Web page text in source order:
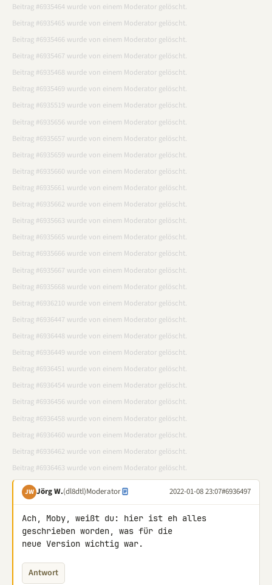
Beitrag #6935464 wurde von einem Moderator gelöscht.
Beitrag #6935465 wurde von einem Moderator gelöscht.
Beitrag #6935466 wurde von einem Moderator gelöscht.
Beitrag #6935467 wurde von einem Moderator gelöscht.
Beitrag #6935468 wurde von einem Moderator gelöscht.
Beitrag #6935469 wurde von einem Moderator gelöscht.
Beitrag #6935519 wurde von einem Moderator gelöscht.
Beitrag #6935656 wurde von einem Moderator gelöscht.
Beitrag #6935657 wurde von einem Moderator gelöscht.
Beitrag #6935659 wurde von einem Moderator gelöscht.
Beitrag #6935660 wurde von einem Moderator gelöscht.
Beitrag #6935661 wurde von einem Moderator gelöscht.
Beitrag #6935662 wurde von einem Moderator gelöscht.
Beitrag #6935663 wurde von einem Moderator gelöscht.
Beitrag #6935665 wurde von einem Moderator gelöscht.
Beitrag #6935666 wurde von einem Moderator gelöscht.
Beitrag #6935667 wurde von einem Moderator gelöscht.
Beitrag #6935668 wurde von einem Moderator gelöscht.
Beitrag #6936210 wurde von einem Moderator gelöscht.
Beitrag #6936447 wurde von einem Moderator gelöscht.
Beitrag #6936448 wurde von einem Moderator gelöscht.
Beitrag #6936449 wurde von einem Moderator gelöscht.
Beitrag #6936451 wurde von einem Moderator gelöscht.
Beitrag #6936454 wurde von einem Moderator gelöscht.
Beitrag #6936456 wurde von einem Moderator gelöscht.
Beitrag #6936458 wurde von einem Moderator gelöscht.
Beitrag #6936460 wurde von einem Moderator gelöscht.
Beitrag #6936462 wurde von einem Moderator gelöscht.
Beitrag #6936463 wurde von einem Moderator gelöscht.
JW Jörg W.(dl8dtl)Moderator 2022-01-08 23:07#6936497
Ach, Moby, weißt du: hier ist eh alles
geschrieben worden, was für die
neue Version wichtig war.
Antwort